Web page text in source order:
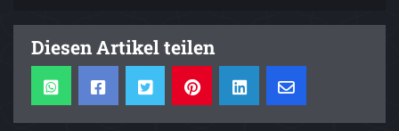
Diesen Artikel teilen